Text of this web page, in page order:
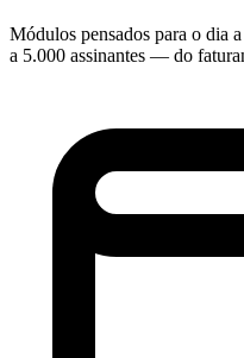
Módulos pensados para o dia
a 5.000 assinantes — do